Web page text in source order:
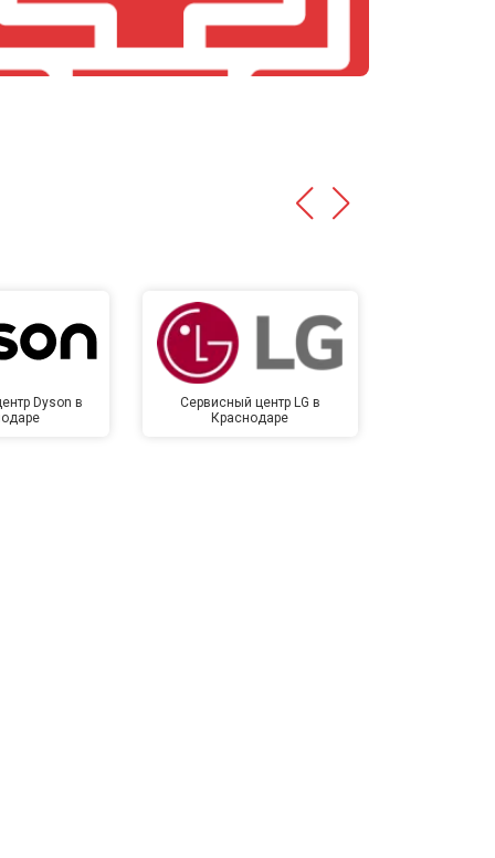
Dyson в
Сервисный центр LG в
Краснодаре